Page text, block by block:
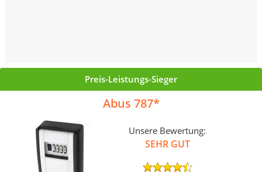
Preis-Leistungs-Sieger
Abus 787
Unsere Bewertung:
SEHR GUT